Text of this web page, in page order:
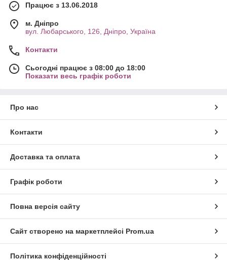
Працює з 13.06.2018
м. Дніпро
вул. Любарського, 126, Дніпро, Україна
Контакти
Сьогодні працює з 08:00 до 18:00
Показати весь графік роботи
Про нас
Контакти
Доставка та оплата
Графік роботи
Повна версія сайту
Сайт створено на маркетплейсі Prom.ua
Політика конфіденційності